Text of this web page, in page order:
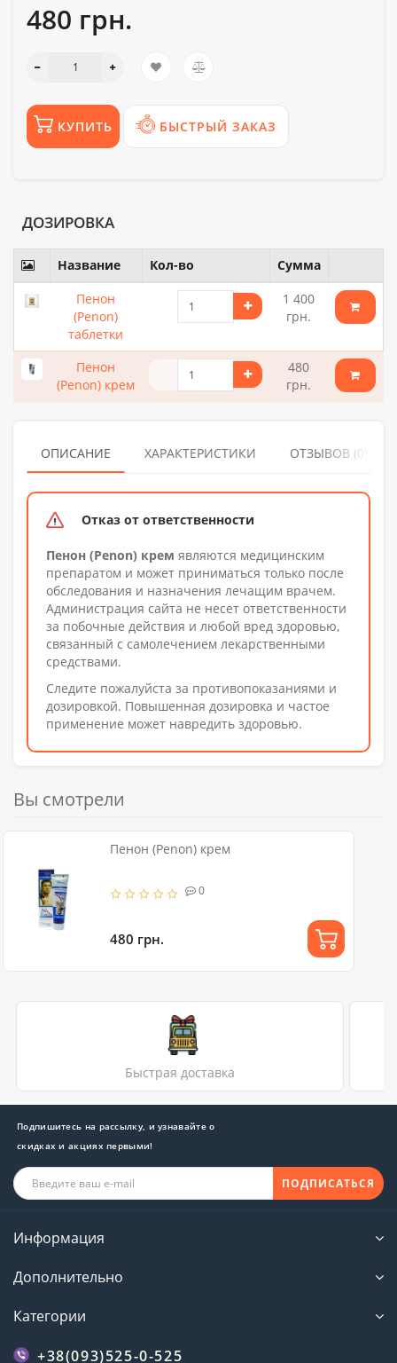
480 грн.
КУПИТЬ БЫСТРЫЙ ЗАКАЗ
ДОЗИРОВКА
Название Кол-во
Сумма
Пенон
(Penon)
таблетки
1 400
грн.
Пенон
(Penon) крем
480
грн.
ОПИСАНИЕ ХАРАКТЕРИСТИКИ ОТЗЫВОВ (0)
Отказ от ответственности
Пенон (Penon) крем являются медицинским
препаратом и может приниматься только после
обследования и назначения лечащим врачем.
Администрация сайта не несет ответственности
за побочные действия и любой вред здоровью,
связанный с самолечением лекарственными
средствами.
Следите пожалуйста за противопоказаниями и
дозировкой. Повышенная дозировка и частое
применение может навредить здоровью.
Вы смотрели
Пенон (Penon) крем
0
480 грн.
Быстрая доставка
Подпишитесь на рассылку, и узнавайте о
скидках и акциях первыми!
ПОДПИСАТЬСЯ
Информация
Дополнительно
Категории
+38(093)525-0-525